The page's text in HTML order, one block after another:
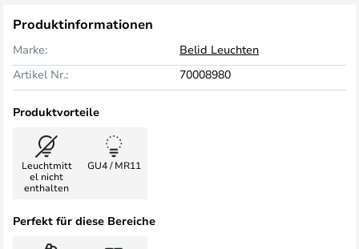
Produktinformationen
Marke:
Belid Leuchten
Artikel Nr.:
70008980
Produktvorteile
Leuchtmitt
el nicht
enthalten
GU4 / MR11
Perfekt für diese Bereiche